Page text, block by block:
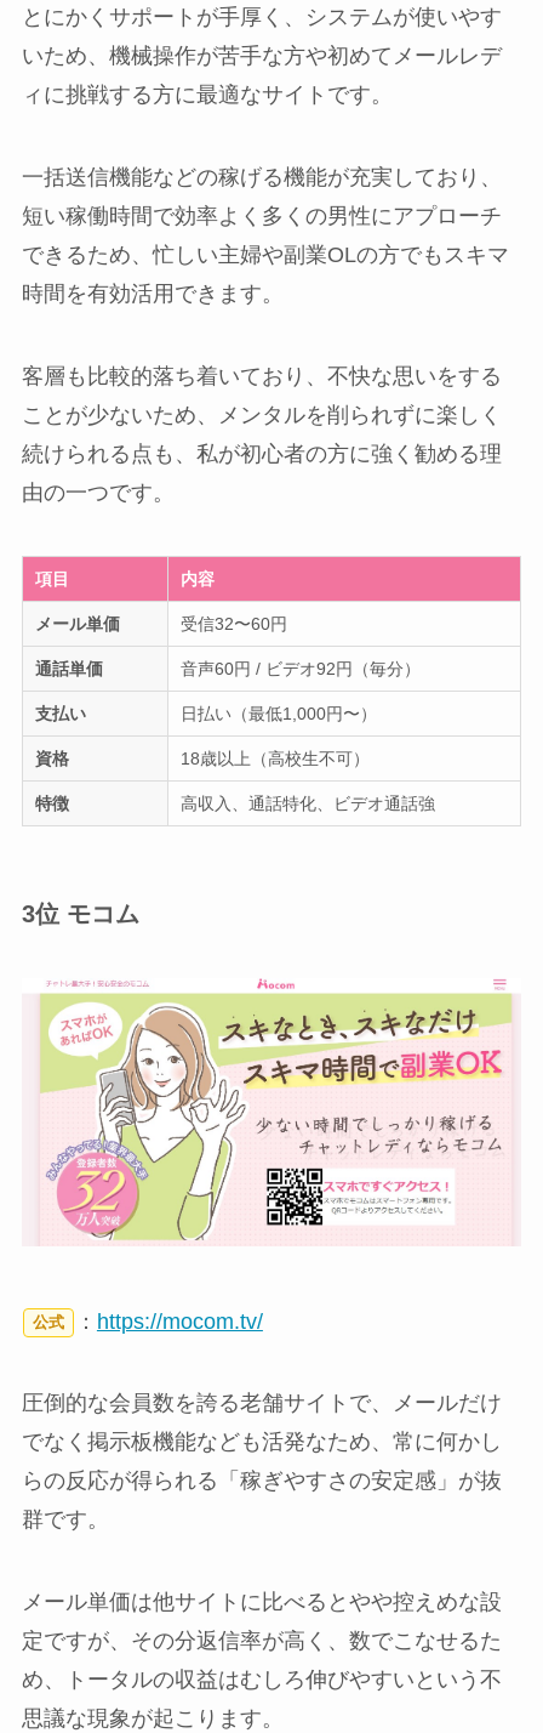
とにかくサポートが手厚く、システムが使いやす
いため、機械操作が苦手な方や初めてメールレデ
ィに挑戦する方に最適なサイトです。
一括送信機能などの稼げる機能が充実しており、
短い稼働時間で効率よく多くの男性にアプローチ
できるため、忙しい主婦や副業OLの方でもスキマ
時間を有効活用できます。
客層も比較的落ち着いており、不快な思いをする
ことが少ないため、メンタルを削られずに楽しく
続けられる点も、私が初心者の方に強く勧める理
由の一つです。
項目 内容
メール単価 受信32〜60円
通話単価 音声60円 / ビデオ92円（毎分）
支払い 日払い（最低1,000円〜）
資格 18歳以上（高校生不可）
特徴 高収入、通話特化、ビデオ通話強
3位 モコム
公式 ： https://mocom.tv/
圧倒的な会員数を誇る老舗サイトで、メールだけ
でなく掲示板機能なども活発なため、常に何かし
らの反応が得られる「稼ぎやすさの安定感」が抜
群です。
メール単価は他サイトに比べるとやや控えめな設
定ですが、その分返信率が高く、数でこなせるた
め、トータルの収益はむしろ伸びやすいという不
思議な現象が起こります。